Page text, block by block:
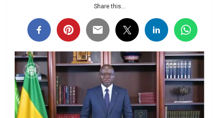
Share this...